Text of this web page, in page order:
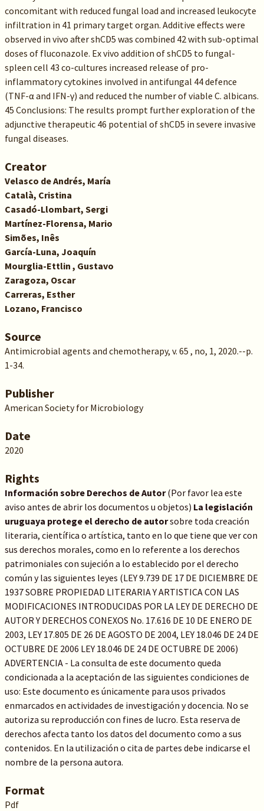
concomitant with reduced fungal load and increased leukocyte
infiltration in 41 primary target organ. Additive effects were
observed in vivo after shCD5 was combined 42 with sub-optimal
doses of fluconazole. Ex vivo addition of shCD5 to fungal-
spleen cell 43 co-cultures increased release of pro-
inflammatory cytokines involved in antifungal 44 defence
(TNF-α and IFN-γ) and reduced the number of viable C. albicans.
45 Conclusions: The results prompt further exploration of the
adjunctive therapeutic 46 potential of shCD5 in severe invasive
fungal diseases.
Creator
Velasco de Andrés, María
Català, Cristina
Casadó-Llombart, Sergi
Martínez-Florensa, Mario
Simões, Inês
García-Luna, Joaquín
Mourglia-Ettlin , Gustavo
Zaragoza, Oscar
Carreras, Esther
Lozano, Francisco
Source
Antimicrobial agents and chemotherapy, v. 65 , no, 1, 2020.--p.
1-34.
Publisher
American Society for Microbiology
Date
2020
Rights
Información sobre Derechos de Autor(Por favor lea este
aviso antes de abrir los documentos u objetos) La legislación
uruguaya protege el derecho de autorsobre toda creación
literaria, científica o artística, tanto en lo que tiene que ver con
sus derechos morales, como en lo referente a los derechos
patrimoniales con sujeción a lo establecido por el derecho
común y las siguientes leyes (LEY 9.739 DE 17 DE DICIEMBRE DE
1937 SOBRE PROPIEDAD LITERARIA Y ARTISTICA CON LAS
MODIFICACIONES INTRODUCIDAS POR LA LEY DE DERECHO DE
AUTOR Y DERECHOS CONEXOS No. 17.616 DE 10 DE ENERO DE
2003, LEY 17.805 DE 26 DE AGOSTO DE 2004, LEY 18.046 DE 24 DE
OCTUBRE DE 2006 LEY 18.046 DE 24 DE OCTUBRE DE 2006)
ADVERTENCIA - La consulta de este documento queda
condicionada a la aceptación de las siguientes condiciones de
uso: Este documento es únicamente para usos privados
enmarcados en actividades de investigación y docencia. No se
autoriza su reproducción con fines de lucro. Esta reserva de
derechos afecta tanto los datos del documento como a sus
contenidos. En la utilización o cita de partes debe indicarse el
nombre de la persona autora.
Format
Pdf